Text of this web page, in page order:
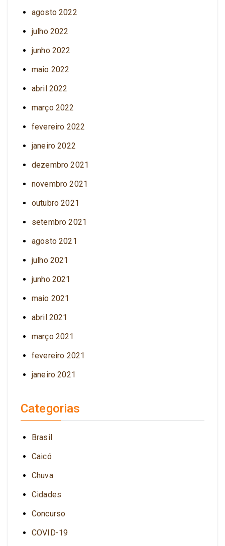
agosto 2022
julho 2022
junho 2022
maio 2022
abril 2022
março 2022
fevereiro 2022
janeiro 2022
dezembro 2021
novembro 2021
outubro 2021
setembro 2021
agosto 2021
julho 2021
junho 2021
maio 2021
abril 2021
março 2021
fevereiro 2021
janeiro 2021
Categorias
Brasil
Caicó
Chuva
Cidades
Concurso
COVID-19